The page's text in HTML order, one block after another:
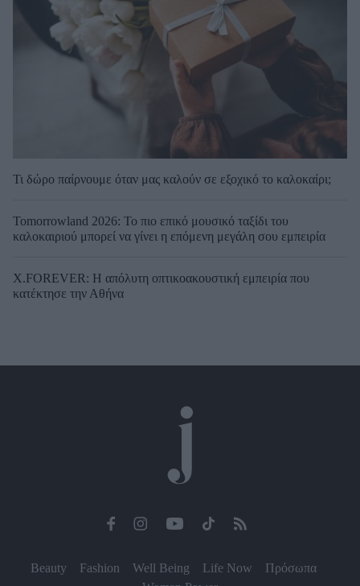
Τι δώρο παίρνουμε όταν μας καλούν σε εξοχικό το καλοκαίρι;
Tomorrowland 2026: Το πιο επικό μουσικό ταξίδι του
καλοκαιριού μπορεί να γίνει η επόμενη μεγάλη σου εμπειρία
X.FOREVER: Η απόλυτη οπτικοακουστική εμπειρία που
κατέκτησε την Αθήνα
Beauty Fashion Well Being Life Now
Πρόσωπα